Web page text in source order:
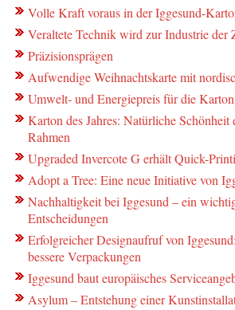
Volle Kraft voraus in der Iggesund-
Veraltete Technik wird zur Industrie der
Präzisionsprägen
Aufwendige Weihnachtskarte mit
Umwelt- und Energiepreis für die
Karton des Jahres: Natürliche Schönheit
Rahmen
Upgraded Invercote G erhält Quick-
Adopt a Tree: Eine neue Initiative von
Nachhaltigkeit bei Iggesund – ein
Entscheidungen
Erfolgreicher Designaufruf von
bessere Verpackungen
Iggesund baut europäisches
Asylum – Entstehung einer